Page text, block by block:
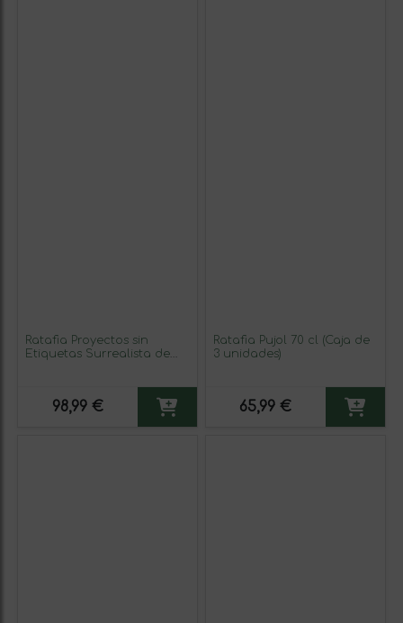
Ratafia Proyectos sin
Etiquetas Surrealista de
98,99 €
Ratafia Pujol 70 cl (Caja de
3 unidades)
65,99 €